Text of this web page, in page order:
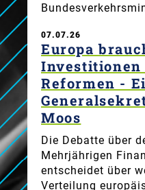
07.07.26
Europa
Investitionen
Reformen -
Moos
Die Debatte über
Mehrjährigen
entscheidet über
Verteilung